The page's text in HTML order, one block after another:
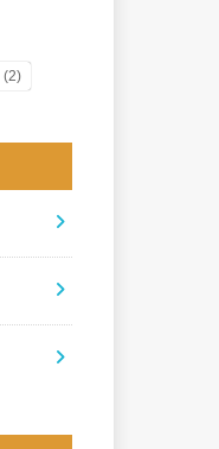
(2)